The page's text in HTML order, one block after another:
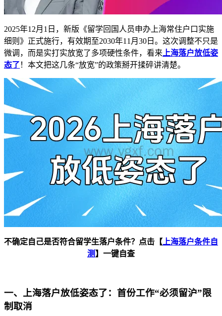
2025年12月1日，新版《留学回国人员申办上海常住户口实施
细则》正式施行，有效期至2030年11月30日。这次调整不只是
微调，而是实打实放宽了多项硬性条件，看来 上海落户放低姿
态了 ！本文把这几条“放宽”的政策掰开揉碎讲清楚。
不确定自己是否符合留学生落户条件？点击【 上海落户条件自
测】一键自查
一、上海落户放低姿态了：首份工作“必须留沪”限
制取消